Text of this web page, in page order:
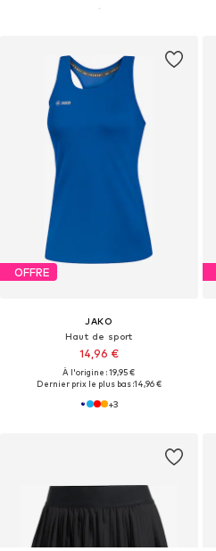
OFFRE
JAKO
Haut de sport
14,96 €
À l'origine : 19,95 €
Dernier prix le plus bas :14,96 €
+3